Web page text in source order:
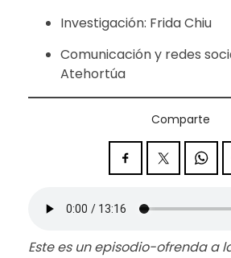
Investigación: Frida Chiu
Comunicación y redes
Atehortúa
Comparte
Este es un episodio-ofrenda a